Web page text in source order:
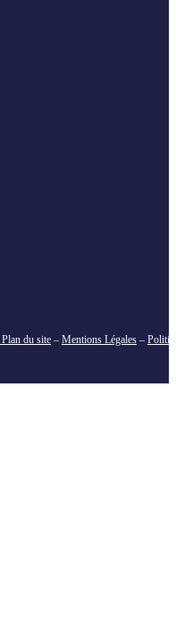
Plan du site – Mentions Légales –